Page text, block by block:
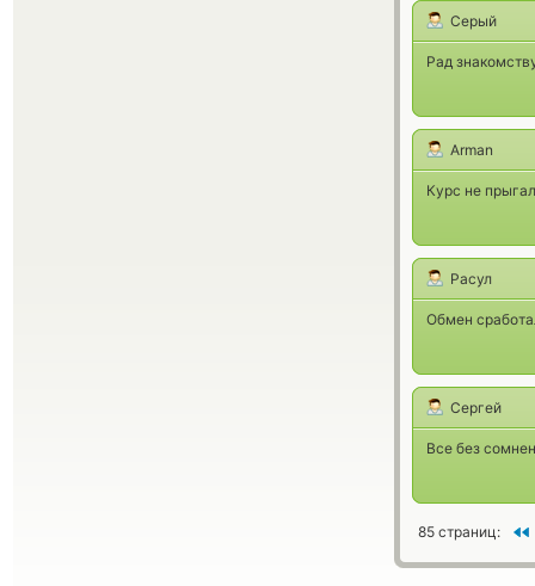
Серый
Рад
Arman
Курс не
Расул
Обмен
Сергей
Все без
85 страниц: